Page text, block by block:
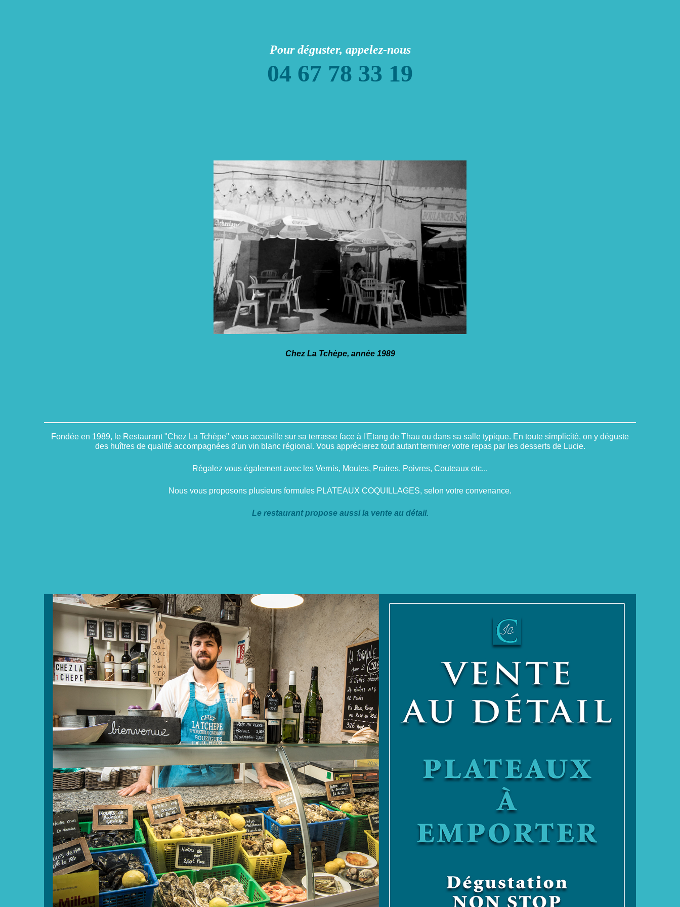
Pour déguster, appelez-nous
04 67 78 33 19
Chez La Tchèpe, année 1989
Fondée en 1989, le Restaurant "Chez La Tchèpe" vous accueille sur sa terrasse face à l'Etang de Thau ou dans sa salle typique. En toute simplicité, on y déguste
des huîtres de qualité accompagnées d'un vin blanc régional. Vous apprécierez tout autant terminer votre repas par les desserts de Lucie.
Régalez vous également avec les Vernis, Moules, Praires, Poivres, Couteaux etc...
Nous vous proposons plusieurs formules PLATEAUX COQUILLAGES, selon votre convenance.
Le restaurant propose aussi la vente au détail.